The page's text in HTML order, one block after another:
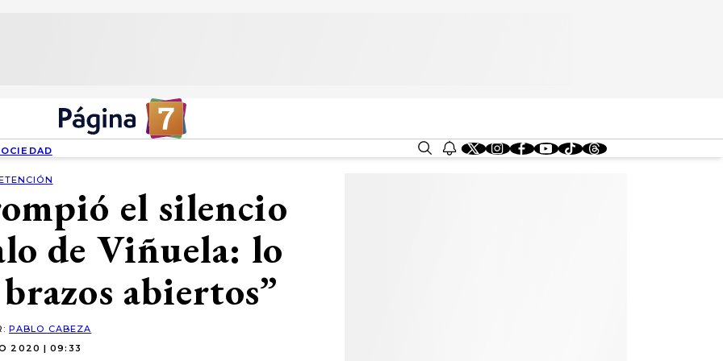
el silencio
de Viñuela: lo
abiertos”
PABLO CABEZA
2020 | 09:33